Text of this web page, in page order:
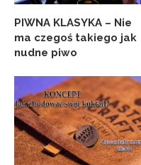
PIWNA KLASYKA – Nie
ma czegoś takiego jak
nudne piwo